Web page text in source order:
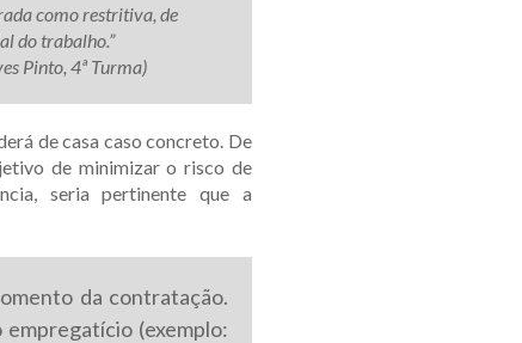
como restritiva, de
do trabalho.”
Pinto, 4ª Turma)
de casa caso concreto. De
de minimizar o risco de
seria pertinente que a
da contratação.
(exemplo: